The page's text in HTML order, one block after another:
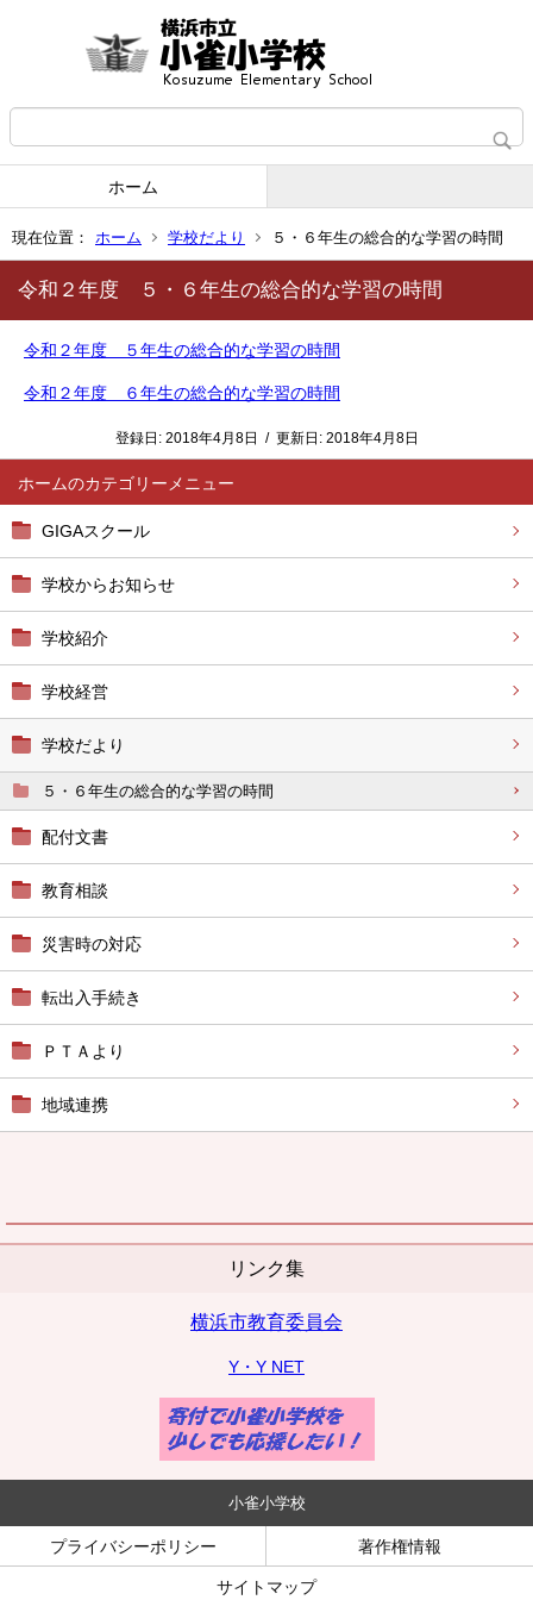
ホーム
現在位置： ホーム 学校だより ５・６年生の総合的な学習の時間
ホーム
GIGAスクール
学校からお知らせ
学校紹介
学校経営
学校だより
５・６年生の総合的な学習の時間
配付文書
教育相談
災害時の対応
転出入手続き
ＰＴＡより
地域連携
リンク集
横浜市教育委員会
Y・Y NET
令和２年度 ５・６年生の総合的な学習の時間
令和２年度 ５年生の総合的な学習の時間
令和２年度 ６年生の総合的な学習の時間
登録日: 2018年4月8日 / 更新日: 2018年4月8日
小雀小学校
プライバシーポリシー 著作権情報
サイトマップ